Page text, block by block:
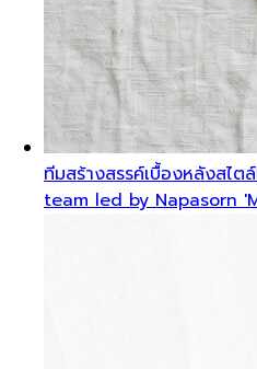
ทีมสร้างสรรค์เบื้องหลังสไตล์
team led by Napasorn